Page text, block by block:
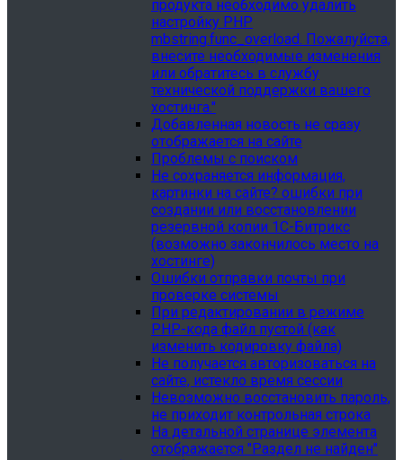
продукта необходимо удалить
настройку PHP
mbstring.func_overload. Пожалуйста,
внесите необходимые изменения
или обратитесь в службу
технической поддержки вашего
хостинга."
Добавленная новость не сразу
отображается на сайте
Проблемы с поиском
Не сохраняется информация,
картинки на сайте? ошибки при
создании или восстановлении
резервной копии 1С-Битрикс
(возможно закончилось место на
хостинге)
Ошибки отправки почты при
проверке системы
При редактировании в режиме
PHP-кода файл пустой (как
изменить кодировку файла)
Не получается авторизоваться на
сайте, истекло время сессии
Невозможно восстановить пароль,
не приходит контрольная строка
На детальной странице элемента
отображается "Раздел не найден"